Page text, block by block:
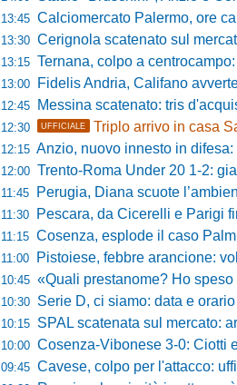
13:45 Calciomercato Palermo, ore calde: l'effetto
13:30 Cerignola scatenato sul mercato: in
13:15 Ternana, colpo a centrocampo: in arrivo
13:00 Fidelis Andria, Califano avverte l’ambiente: «Girone
12:45 Messina scatenato: tris d'acquisti
12:30 UFFICIALE Triplo arrivo in casa
12:15 Anzio, nuovo innesto in difesa:
12:00 Trento-Roma Under 20 1-2: gialloblù
11:45 Perugia, Diana scuote l’ambiente: «Sola
11:30 Pescara, da Cicerelli e Parigi fino ai
11:15 Cosenza, esplode il caso Palmieri:
11:00 Pistoiese, febbre arancione: vola la
10:45 «Quali prestanome? Ho speso un milione per la
10:30 Serie D, ci siamo: data e
10:15 SPAL scatenata sul mercato:
10:00 Cosenza-Vibonese 3-0: Ciotti e
09:45 Cavese, colpo per l'attacco: